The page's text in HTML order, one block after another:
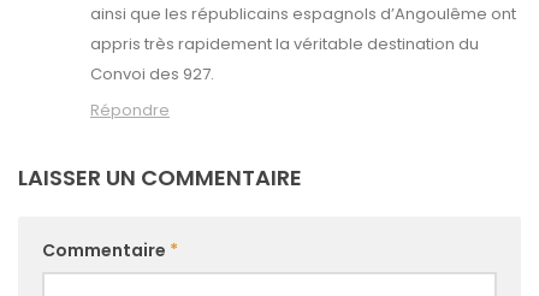
ainsi que les républicains espagnols d’Angoulême ont
appris très rapidement la véritable destination du
Convoi des 927.
Répondre
LAISSER UN COMMENTAIRE
Commentaire *